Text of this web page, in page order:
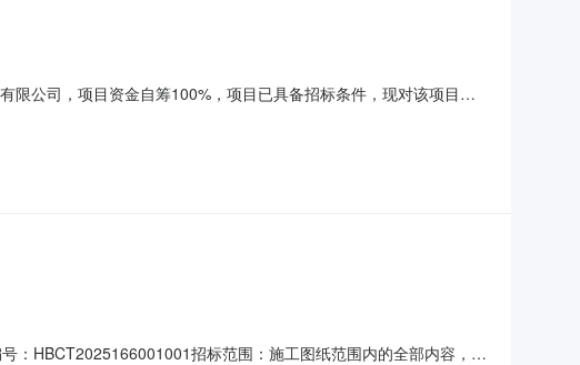
限公司，项目资金自筹100%，项目已具备招标条件，现对该项目进
区新石北路。2.5质量标准：免费质保期为3年。3.投标人资格要求
：HBCT2025166001001招标范围：施工图纸范围内的全部内容，具